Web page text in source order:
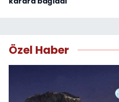
Özel Haber